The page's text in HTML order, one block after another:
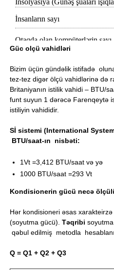
Güc olçü vahidləri
Bizim üçün gündəlik istifadə
tez-tez digər ölçü vahidlərinə də
Britaniyanın istilik vahidi – BTU/
funt suyun 1 dərəcə Farenqeytə
istiliyin vahididir.
Sİ sistemi (International
BTU/saat-ın nisbəti:
1Vt =3,412 BTU/saat və yə
1000 BTU/saat =293 Vt
Kondisionerin gücü necə
Hər kondisioneri əsas
(soyutma gücü). Təqribi
qəbul edilmiş metodla
Q = Q1 + Q2 + Q3